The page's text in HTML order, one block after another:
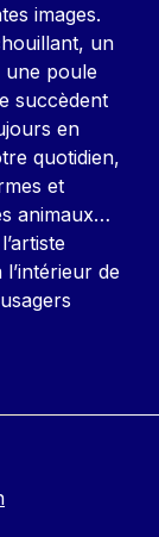
images.
un
poule
succèdent
en
quotidien,
et
animaux…
de